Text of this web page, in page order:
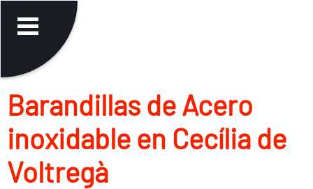
Barandillas de Acero
inoxidable en Cecília de
Voltregà